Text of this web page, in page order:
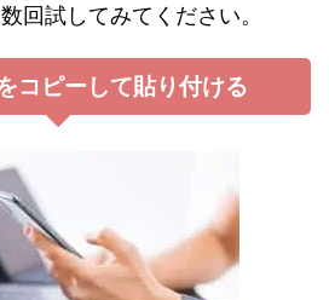
回試してみてください。
コピーして貼り付ける